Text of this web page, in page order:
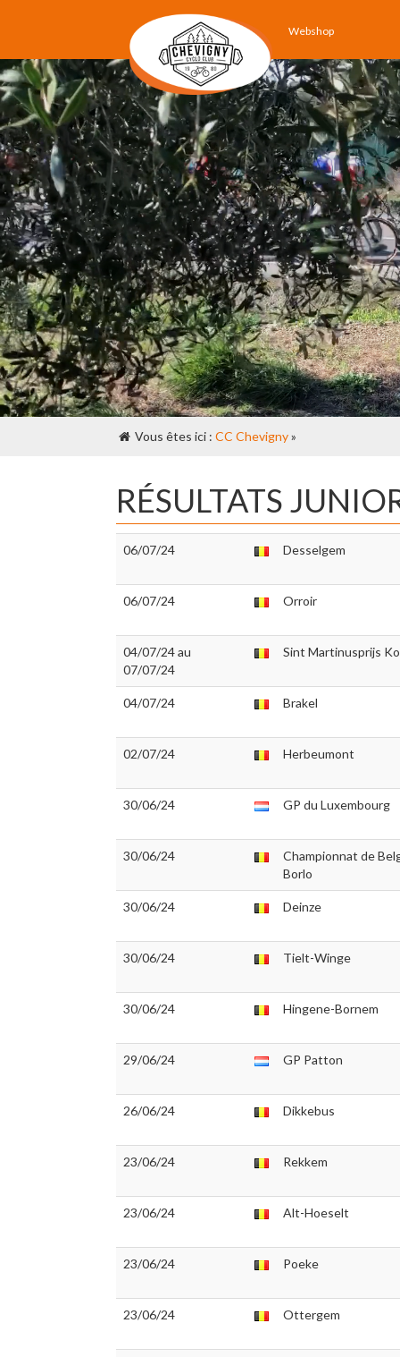
Webshop
Vous êtes ici : CC Chevigny»
RÉSULTATS
06/07/24 Desselgem
06/07/24 Orroir
04/07/24 au
07/07/24
Sint Martinusprijs
04/07/24 Brakel
02/07/24 Herbeumont
30/06/24 GP du Luxembourg
30/06/24
Championnat de
Borlo
30/06/24 Deinze
30/06/24 Tielt-Winge
30/06/24 Hingene-Bornem
29/06/24 GP Patton
26/06/24 Dikkebus
23/06/24 Rekkem
23/06/24 Alt-Hoeselt
23/06/24 Poeke
23/06/24 Ottergem